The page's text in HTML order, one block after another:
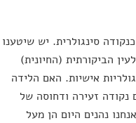
סינגולרית. יש שיטענו
הביקורתית (החיונית)
אישיות. האם הלידה
נקודה זעירה ודחוסה של
נהנים היום הן מעל